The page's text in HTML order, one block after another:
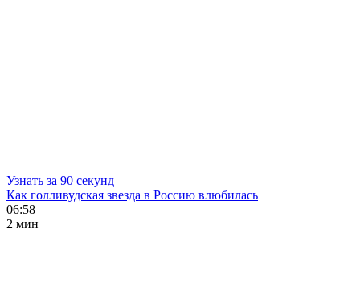
Узнать за 90 секунд
Как голливудская звезда в Россию влюбилась
06:58
2 мин